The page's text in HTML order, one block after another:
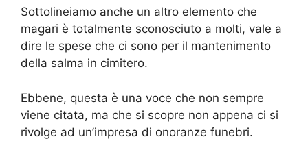
Sottolineiamo anche un altro elemento che
magari è totalmente sconosciuto a molti, vale a
dire le spese che ci sono per il mantenimento
della salma in cimitero.
Ebbene, questa è una voce che non sempre
viene citata, ma che si scopre non appena ci si
rivolge ad un’impresa di onoranze funebri.